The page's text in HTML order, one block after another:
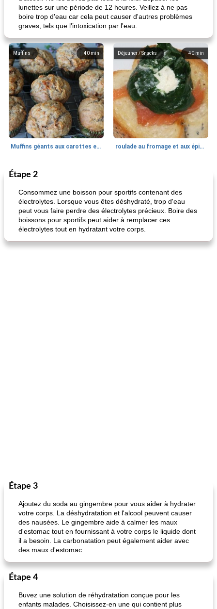
lunettes sur une période de 12 heures. Veillez à ne pas
boire trop d'eau car cela peut causer d'autres problèmes
graves, tels que l'intoxication par l'eau.
40 min
Muffins
Muffins géants aux carottes et à la banane de Nif
40 min
Déjeuner / Snacks
roulade au fromage et aux épinards
Marques de confiance: recettes et
astuces
Étape 2
Consommez une boisson pour sportifs contenant des
électrolytes. Lorsque vous êtes déshydraté, trop d'eau
peut vous faire perdre des électrolytes précieux. Boire des
boissons pour sportifs peut aider à remplacer ces
électrolytes tout en hydratant votre corps.
Étape 3
Ajoutez du soda au gingembre pour vous aider à hydrater
votre corps. La déshydratation et l'alcool peuvent causer
des nausées. Le gingembre aide à calmer les maux
d'estomac tout en fournissant à votre corps le liquide dont
il a besoin. La carbonatation peut également aider avec
des maux d'estomac.
Étape 4
Buvez une solution de réhydratation conçue pour les
enfants malades. Choisissez-en une qui contient plus